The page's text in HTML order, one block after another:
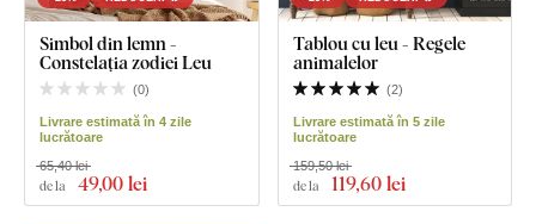
Simbol din lemn -
Constelația zodiei Leu
(0)
Livrare estimată în 4 zile
lucrătoare
de la 49,00 lei
65,40 lei
Tablou cu leu - Regele
animalelor
(2)
Livrare estimată în 5 zile
lucrătoare
de la 119,60 lei
159,50 lei